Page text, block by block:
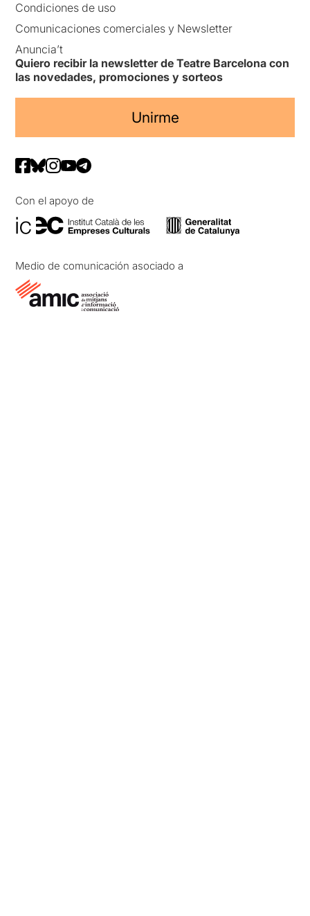
Condiciones de uso
Comunicaciones comerciales y Newsletter
Anuncia’t
Quiero recibir la newsletter de Teatre Barcelona con
las novedades, promociones y sorteos
Unirme
Con el apoyo de
Medio de comunicación asociado a